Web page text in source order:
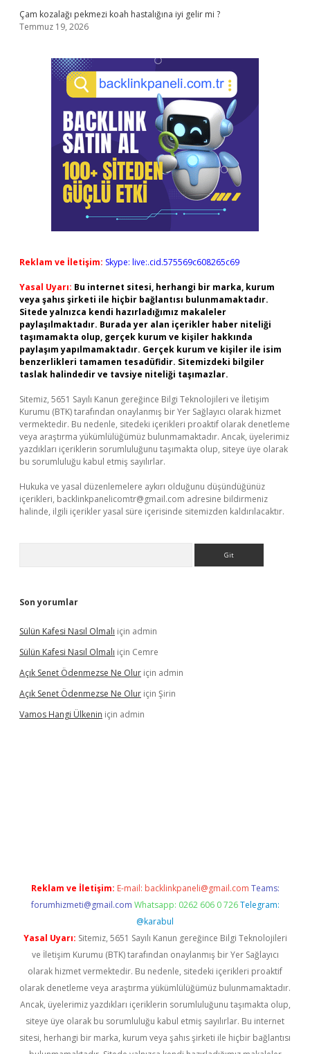
Çam kozalağı pekmezi koah hastalığına iyi gelir mi ?
Temmuz 19, 2026
Reklam ve İletişim: Skype: live:.cid.575569c608265c69
Yasal Uyarı: Bu internet sitesi, herhangi bir marka, kurum
veya şahıs şirketi ile hiçbir bağlantısı bulunmamaktadır.
Sitede yalnızca kendi hazırladığımız makaleler
paylaşılmaktadır. Burada yer alan içerikler haber niteliği
taşımamakta olup, gerçek kurum ve kişiler hakkında
paylaşım yapılmamaktadır. Gerçek kurum ve kişiler ile isim
benzerlikleri tamamen tesadüfidir. Sitemizdeki bilgiler
taslak halindedir ve tavsiye niteliği taşımazlar.
Sitemiz, 5651 Sayılı Kanun gereğince Bilgi Teknolojileri ve İletişim
Kurumu (BTK) tarafından onaylanmış bir Yer Sağlayıcı olarak hizmet
vermektedir. Bu nedenle, sitedeki içerikleri proaktif olarak denetleme
veya araştırma yükümlülüğümüz bulunmamaktadır. Ancak, üyelerimiz
yazdıkları içeriklerin sorumluluğunu taşımakta olup, siteye üye olarak
bu sorumluluğu kabul etmiş sayılırlar.
Hukuka ve yasal düzenlemelere aykırı olduğunu düşündüğünüz
içerikleri, backlinkpanelicomtr@gmail.com adresine bildirmeniz
halinde, ilgili içerikler yasal süre içerisinde sitemizden kaldırılacaktır.
Son yorumlar
Sülün Kafesi Nasıl Olmalı için admin
Sülün Kafesi Nasıl Olmalı için Cemre
Açık Senet Ödenmezse Ne Olur için admin
Açık Senet Ödenmezse Ne Olur için Şirin
Vamos Hangi Ülkenin için admin
Reklam ve İletişim: E-mail: backlinkpaneli@gmail.com Teams:
forumhizmeti@gmail.com Whatsapp: 0262 606 0 726 Telegram:
@karabul
Yasal Uyarı: Sitemiz, 5651 Sayılı Kanun gereğince Bilgi Teknolojileri
ve İletişim Kurumu (BTK) tarafından onaylanmış bir Yer Sağlayıcı
olarak hizmet vermektedir. Bu nedenle, sitedeki içerikleri proaktif
olarak denetleme veya araştırma yükümlülüğümüz bulunmamaktadır.
Ancak, üyelerimiz yazdıkları içeriklerin sorumluluğunu taşımakta olup,
siteye üye olarak bu sorumluluğu kabul etmiş sayılırlar. Bu internet
sitesi, herhangi bir marka, kurum veya şahıs şirketi ile hiçbir bağlantısı